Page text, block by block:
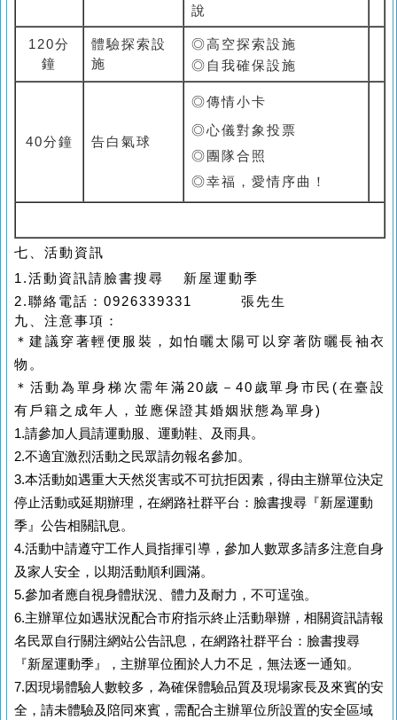
說
120分
鐘
體驗探索設
施
◎高空探索設施
◎自我確保設施
40分鐘 告白氣球
◎傳情小卡
◎心儀對象投票
◎團隊合照
◎幸福，愛情序曲！
七
活動資訊
1.活動資訊請臉書搜尋 新屋運動季
2.聯絡電話：0926339331 張先生
九、注意事項：
＊建議穿著輕便服裝，如怕曬太陽可以穿著防曬長袖衣
物。
＊活動為單身梯次需年滿20歲－40歲單身市民(在臺設
有戶籍之成年人，並應保證其婚姻狀態為單身)
1.請參加人員請運動服、運動鞋、及雨具。
2.不適宜激烈活動之民眾請勿報名參加。
3.本活動如遇重大天然災害或不可抗拒因素，得由主辦單位決定
停止活動或延期辦理，在網路社群平台：臉書搜尋『新屋運動
季』公告相關訊息。
4.活動中請遵守工作人員指揮引導，參加人數眾多請多注意自身
及家人安全，以期活動順利圓滿。
5.參加者應自視身體狀況、體力及耐力，不可逞強。
6.主辦單位如遇狀況配合市府指示終止活動舉辦，相關資訊請報
名民眾自行關注網站公告訊息，在網路社群平台：臉書搜尋
『新屋運動季』，主辦單位囿於人力不足，無法逐一通知。
7.因現場體驗人數較多，為確保體驗品質及現場家長及來賓的安
全，請未體驗及陪同來賓，需配合主辦單位所設置的安全區域